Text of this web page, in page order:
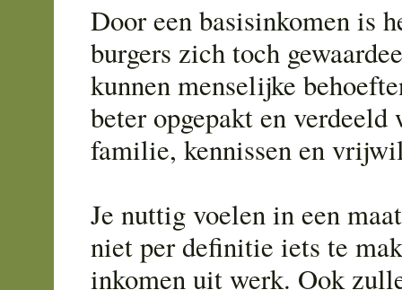
Door een basisinkomen is
burgers zich toch
kunnen menselijke
beter opgepakt en verdeeld
familie, kennissen en
Je nuttig voelen in een
niet per definitie iets te
inkomen uit werk. Ook